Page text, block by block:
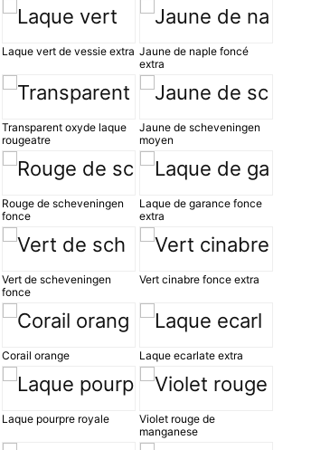
Laque vert de vessie extra Jaune de naple foncé
extra
Transparent oxyde laque
rougeatre
Jaune de scheveningen
moyen
Rouge de scheveningen
fonce
Laque de garance fonce
extra
Vert de scheveningen
fonce
Vert cinabre fonce extra
Corail orange Laque ecarlate extra
Laque pourpre royale
Violet rouge de
manganese